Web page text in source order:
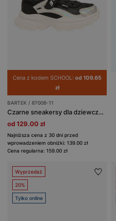
Cena z kodem SCHOOL: od 109.65
zł
BARTEK / 87008-11
Czarne sneakersy dla dziewczynki z elementami holo BARTEK 87008-11
od 129.00 zł
Najniższa cena z 30 dni przed
wprowadzeniem obniżki: 139.00 zł
Cena regularna: 159.00 zł
Wyprzedaż
20%
Tylko online